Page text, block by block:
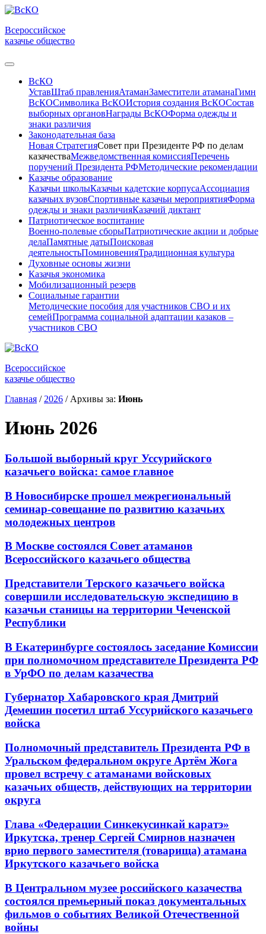
Всероссийское
казачье общество
ВсКО
УставШтаб правленияАтаманЗаместители атаманаГимн
ВсКОСимволика ВсКОИстория создания ВсКОСостав
выборных органовНаграды ВсКОФорма одежды и
знаки различия
Законодательная база
Новая СтратегияСовет при Президенте РФ по делам
казачестваМежведомственная комиссияПеречень
поручений Президента РФМетодические рекомендации
Казачье образование
Казачьи школыКазачьи кадетские корпусаАссоциация
казачьих вузовСпортивные казачьи мероприятияФорма
одежды и знаки различияКазачий диктант
Патриотическое воспитание
Военно-полевые сборыПатриотические акции и добрые
делаПамятные датыПоисковая
деятельностьПоминовенияТрадиционная культура
Духовные основы жизни
Казачья экономика
Мобилизационный резерв
Социальные гарантии
Методические пособия для участников СВО и их
семейПрограмма социальной адаптации казаков –
участников СВО
Всероссийское
казачье общество
Главная / 2026 /Архивы за: Июнь
Июнь 2026
Большой выборный круг Уссурийского
казачьего войска: самое главное
В Новосибирске прошел межрегиональный
семинар-совещание по развитию казачьих
молодежных центров
В Москве состоялся Совет атаманов
Всероссийского казачьего общества
Представители Терского казачьего войска
совершили исследовательскую экспедицию в
казачьи станицы на территории Чеченской
Республики
В Екатеринбурге состоялось заседание Комиссии
при полномочном представителе Президента РФ
в УрФО по делам казачества
Губернатор Хабаровского края Дмитрий
Демешин посетил штаб Уссурийского казачьего
войска
Полномочный представитель Президента РФ в
Уральском федеральном округе Артём Жога
провел встречу с атаманами войсковых
казачьих обществ, действующих на территории
округа
Глава «Федерации Синкекусинкай каратэ»
Иркутска, тренер Сергей Смирнов назначен
врио первого заместителя (товарища) атамана
Иркутского казачьего войска
В Центральном музее российского казачества
состоялся премьерный показ документальных
фильмов о событиях Великой Отечественной
войны